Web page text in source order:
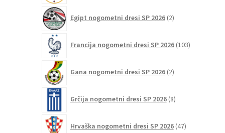
Egipt nogometni dresi SP 2026 2izdelka
Francija nogometni dresi SP 2026 103izdelki
Gana nogometni dresi SP 2026 2izdelka
Grčija nogometni dresi SP 2026 8izdelkov
Hrvaška nogometni dresi SP 2026 47izdelkov